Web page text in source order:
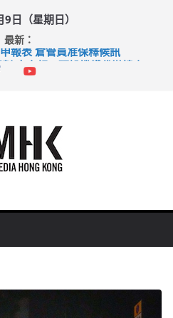
日（星期日）
最新：
報表 倉管員准保釋候訊